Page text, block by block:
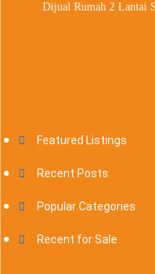
Dijual Rumah 2 Lantai
Featured Listings
Recent Posts
Popular Categories
Recent for Sale